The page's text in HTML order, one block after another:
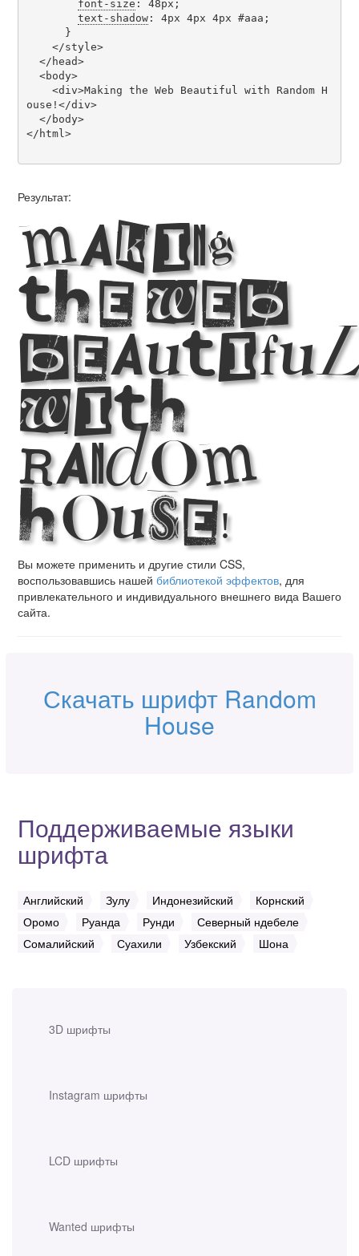
3D шрифты
Instagram шрифты
LCD шрифты
Wanted шрифты
font-size : 48px;
text-shadow: 4px 4px 4px #aaa;
ouse!</div>
</html>
Результат:
Making
the Web
with
Random
House!
Вы можете применить и другие стили CSS,
воспользовавшись нашей библиотекой эффектов, для
привлекательного и индивидуального внешнего вида Вашего
сайта.
Скачать шрифт Random
House
Поддерживаемые языки
шрифта
Английский Зулу Индонезийский
Корнский
Оромо
Руанда Рунди
Северный ндебеле
Сомалийский
Суахили Узбекский Шона